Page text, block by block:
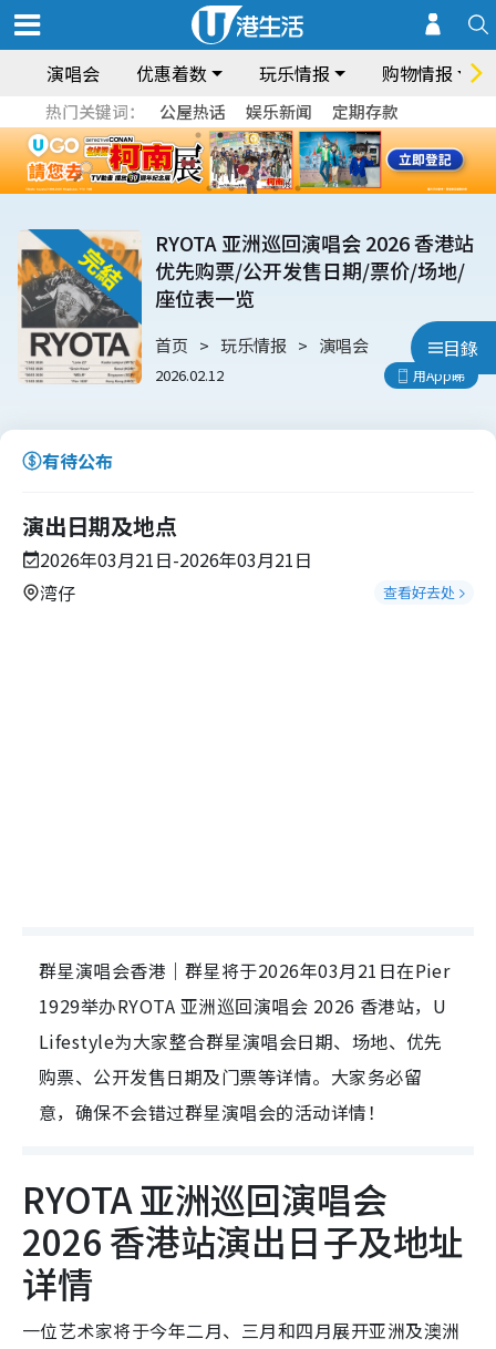
演唱会 优惠着数 玩乐情报 购物情报
热门关键词： 公屋热话 娱乐新闻 定期存款
目錄
RYOTA 亚洲巡回演唱会 2026 香港站
优先购票/公开发售日期/票价/场地/
座位表一览
首页 玩乐情报 演唱会
2026.02.12 用App睇
有待公布
演出日期及地点
2026年03月21日-2026年03月21日
湾仔
查看好去处
群星演唱会香港｜群星将于2026年03月21日在Pier
1929举办RYOTA 亚洲巡回演唱会 2026 香港站，U
Lifestyle为大家整合群星演唱会日期、场地、优先
购票、公开发售日期及门票等详情。大家务必留
意，确保不会错过群星演唱会的活动详情！
RYOTA 亚洲巡回演唱会
2026 香港站演出日子及地址
详情
一位艺术家将于今年二月、三月和四月展开亚洲及澳洲